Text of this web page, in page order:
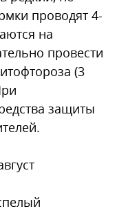
проводят 4-
на
провести
(3
защиты